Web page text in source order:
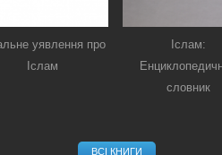
уявлення про
Іслам
Іслам:
словник
ВСІ КНИГИ